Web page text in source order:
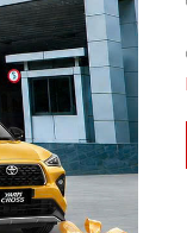
xe Toyota